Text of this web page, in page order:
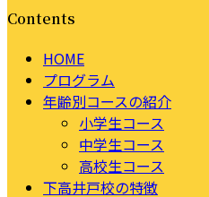
Contents
HOME
プログラム
年齢別コースの紹介
小学生コース
中学生コース
高校生コース
下高井戸校の特徴